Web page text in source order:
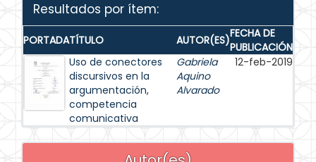
Resultados por ítem:
PORTADATÍTULO AUTOR(ES)FECHA DE
PUBLICACIÓN
Uso de conectores
discursivos en la
argumentación,
competencia
comunicativa
Gabriela
Aquino
Alvarado
12-feb-2019